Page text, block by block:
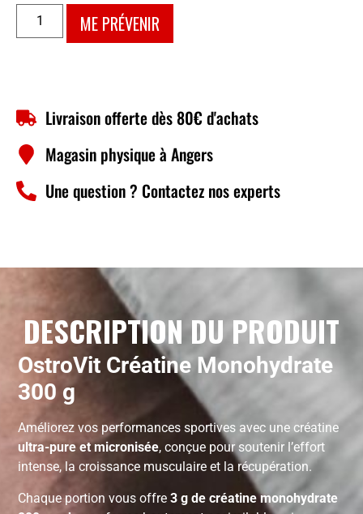
ME PRÉVENIR
Livraison offerte dès 80€ d'achats
Magasin physique à Angers
Une question ? Contactez nos experts
DESCRIPTION DU PRODUIT
OstroVit Créatine Monohydrate
300 g
Améliorez vos performances sportives avec une créatine
ultra-pure et micronisée, conçue pour soutenir l’effort
intense, la croissance musculaire et la récupération.
Chaque portion vous offre3 g de créatine monohydrate